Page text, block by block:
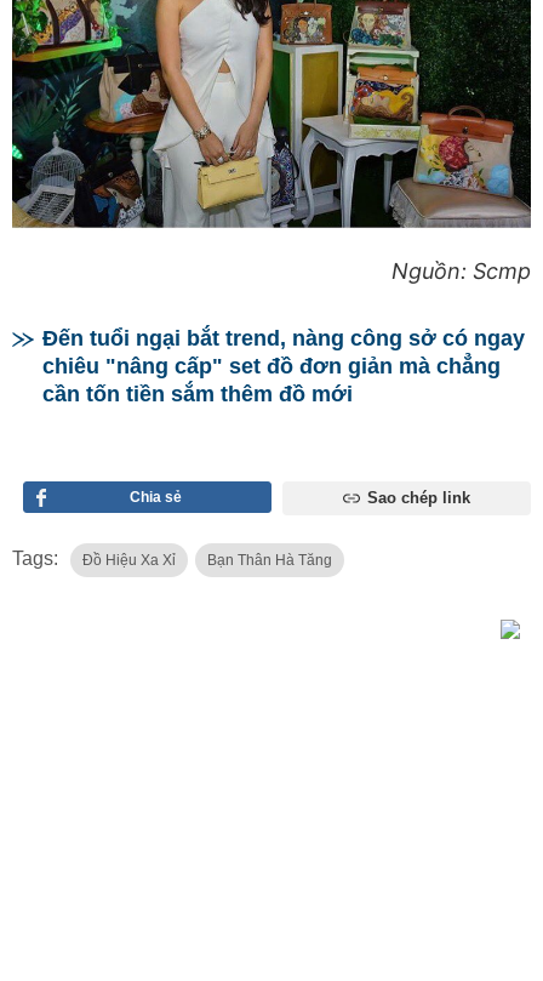
Nguồn: Scmp
Đến tuổi ngại bắt trend, nàng công sở có ngay
chiêu "nâng cấp" set đồ đơn giản mà chẳng
cần tốn tiền sắm thêm đồ mới
Chia sẻ Sao chép link
Tags: Đồ Hiệu Xa Xỉ Bạn Thân Hà Tăng